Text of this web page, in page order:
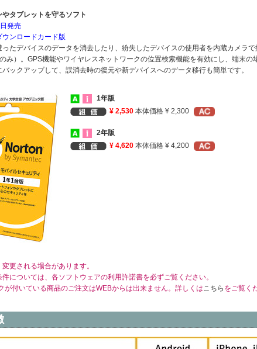
やタブレットを守るソフト
発売
ウンロードカード版
ったデバイスのデータを消去したり、紛失したデバイスの使用者を内蔵カメラ
み）。GPS機能やワイヤレスネットワークの位置検索機能を有効にし、端末の
ックアップして、誤消去時の復元や新デバイスへのデータ移行も簡単です。
1年版
¥ 2,530 本体価格 ¥ 2,300
2年版
¥ 4,620 本体価格 ¥ 4,200
更される場合があります。
については、各ソフトウェアの利用許諾書を必ずご覧ください。
が付いている商品のご注文はWEBからは出来ません。詳しくはこちら をご覧く